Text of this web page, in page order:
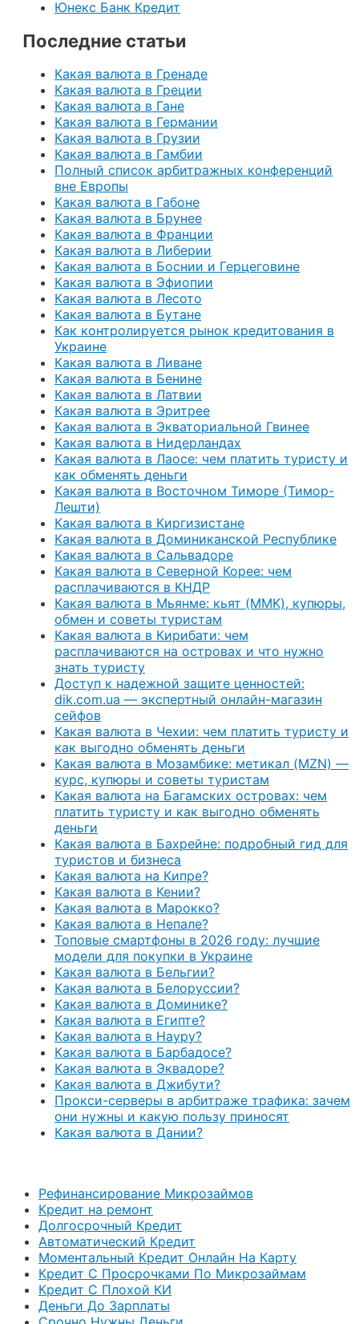
Юнекс Банк Кредит
Последние статьи
Какая валюта в Гренаде
Какая валюта в Греции
Какая валюта в Гане
Какая валюта в Германии
Какая валюта в Грузии
Какая валюта в Гамбии
Полный список арбитражных конференций
вне Европы
Какая валюта в Габоне
Какая валюта в Брунее
Какая валюта в Франции
Какая валюта в Либерии
Какая валюта в Боснии и Герцеговине
Какая валюта в Эфиопии
Какая валюта в Лесото
Какая валюта в Бутане
Как контролируется рынок кредитования в
Украине
Какая валюта в Ливане
Какая валюта в Бенине
Какая валюта в Латвии
Какая валюта в Эритрее
Какая валюта в Экваториальной Гвинее
Какая валюта в Нидерландах
Какая валюта в Лаосе: чем платить туристу и
как обменять деньги
Какая валюта в Восточном Тиморе (Тимор-
Лешти)
Какая валюта в Киргизистане
Какая валюта в Доминиканской Республике
Какая валюта в Сальвадоре
Какая валюта в Северной Корее: чем
расплачиваются в КНДР
Какая валюта в Мьянме: кьят (MMK), купюры,
обмен и советы туристам
Какая валюта в Кирибати: чем
расплачиваются на островах и что нужно
знать туристу
Доступ к надежной защите ценностей:
dik.com.ua — экспертный онлайн-магазин
сейфов
Какая валюта в Чехии: чем платить туристу и
как выгодно обменять деньги
Какая валюта в Мозамбике: метикал (MZN) —
курс, купюры и советы туристам
Какая валюта на Багамских островах: чем
платить туристу и как выгодно обменять
деньги
Какая валюта в Бахрейне: подробный гид для
туристов и бизнеса
Какая валюта на Кипре?
Какая валюта в Кении?
Какая валюта в Марокко?
Какая валюта в Непале?
Топовые смартфоны в 2026 году: лучшие
модели для покупки в Украине
Какая валюта в Бельгии?
Какая валюта в Белоруссии?
Какая валюта в Доминике?
Какая валюта в Египте?
Какая валюта в Науру?
Какая валюта в Барбадосе?
Какая валюта в Эквадоре?
Какая валюта в Джибути?
Прокси-серверы в арбитраже трафика: зачем
они нужны и какую пользу приносят
Какая валюта в Дании?
Рефинансирование Микрозаймов
Кредит на ремонт
Долгосрочный Кредит
Автоматический Кредит
Моментальный Кредит Онлайн На Карту
Кредит С Просрочками По Микрозаймам
Кредит С Плохой КИ
Деньги До Зарплаты